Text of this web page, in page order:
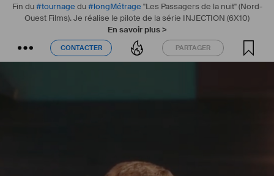
Fin du#tournage du#longMétrage "Les Passagers de la nuit" (Nord-
Ouest Films). Je réalise le pilote de la série INJECTION (6X10)
En savoir plus >
CONTACTER PARTAGER
CONTACTER PARTAGER